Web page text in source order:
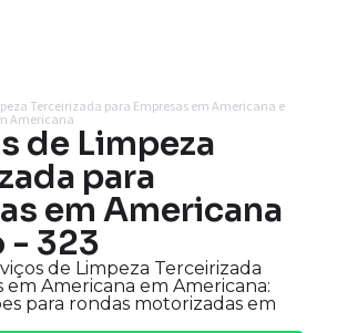
Terceirizada para Empresas em Americana e
Americana
de Limpeza
para
em Americana
- 323
de Limpeza Terceirizada
em Americana em Americana:
para rondas motorizadas em